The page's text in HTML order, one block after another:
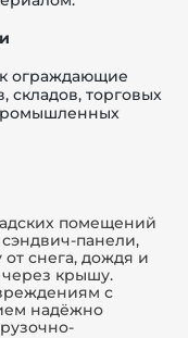
ограждающие
складов, торговых
помещений
панели,
снега, дождя и
крышу.
с
надёжно